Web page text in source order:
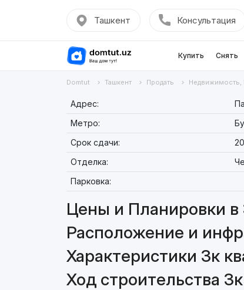
Ташкент Консультация
Купить Снять
Domtut Ташкент Продать Недвижимость,
Адрес:
Метро:
Срок сдачи:
Отделка:
Парковка:
Цены и Планировки в
Расположение и
Характеристики 3к
Ход строительства